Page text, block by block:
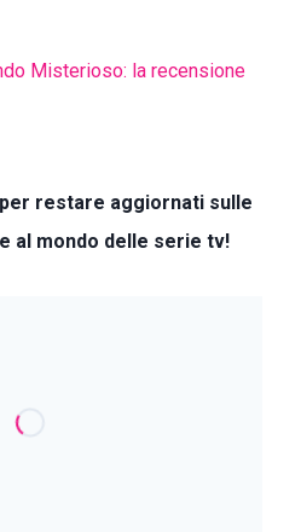
Misterioso: la recensione
restare aggiornati sulle
al mondo delle serie tv!